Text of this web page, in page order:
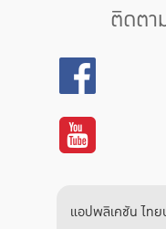
ติดตา
แอปพลิเคชัน ไท